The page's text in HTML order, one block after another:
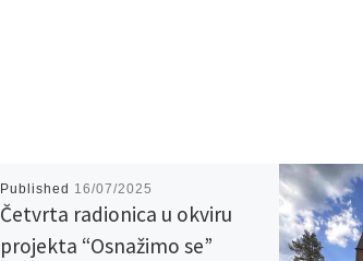
Published 16/07/2025
Četvrta radionica u okviru
projekta “Osnažimo se”